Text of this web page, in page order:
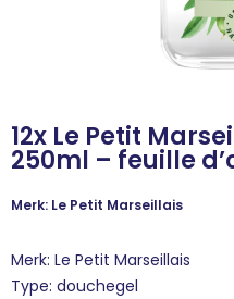
12x Le Petit
250ml – feuille
Merk: Le Petit Marseillais
Merk: Le Petit Marseillais
Type: douchegel